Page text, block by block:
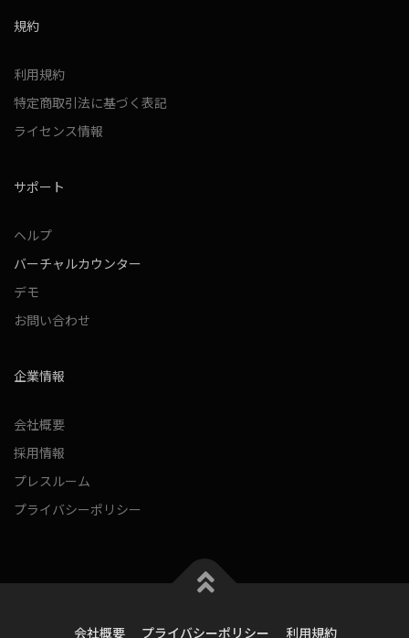
規約
利用規約
特定商取引法に基づく表記
ライセンス情報
サポート
ヘルプ
バーチャルカウンター
デモ
お問い合わせ
企業情報
会社概要
採用情報
プレスルーム
プライバシーポリシー
会社概要 プライバシーポリシー 利用規約